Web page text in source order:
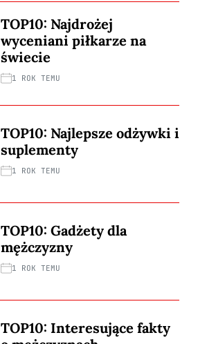
TOP10: Najdrożej
wyceniani piłkarze na
świecie
1 ROK TEMU
TOP10: Najlepsze odżywki i
suplementy
1 ROK TEMU
TOP10: Gadżety dla
mężczyzny
1 ROK TEMU
TOP10: Interesujące fakty